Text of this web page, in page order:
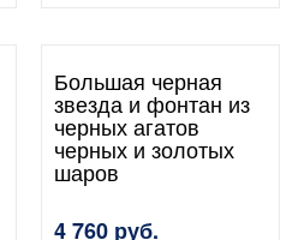
Большая черная
звезда и фонтан из
черных агатов
черных и золотых
шаров
4 760 руб.